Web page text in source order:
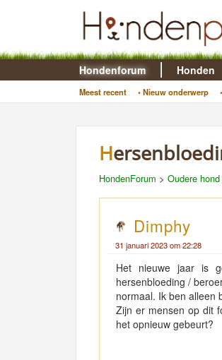
Hondenforum
Meest recent • Nieuw onderwerp
Honden
HondenForum > Oudere hond
Dimphy
31 januari 2023 om 22:28
Het nieuwe jaar is
hersenbloeding /
normaal. Ik ben alleen
Zijn er mensen op dit
het opnieuw gebeurt?